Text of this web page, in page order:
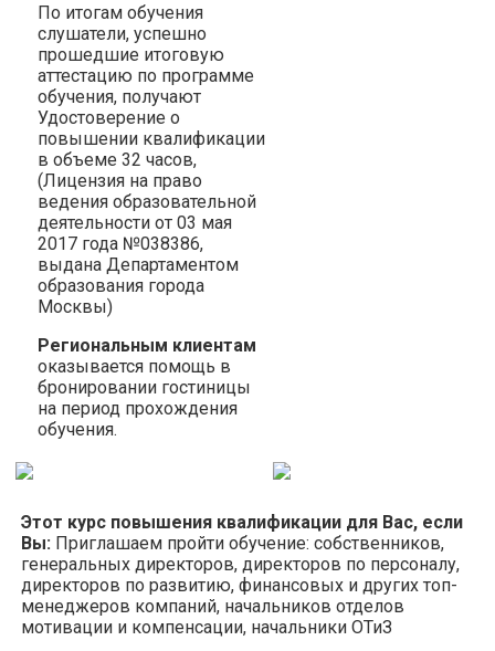
По итогам обучения
слушатели, успешно
прошедшие итоговую
аттестацию по программе
обучения, получают
Удостоверение о
повышении квалификации
в объеме 32 часов,
(Лицензия на право
ведения образовательной
деятельности от 03 мая
2017 года №038386,
выдана Департаментом
образования города
Москвы)
Региональным клиентам
оказывается помощь в
бронировании гостиницы
на период прохождения
обучения.
Этот курс повышения квалификации для Вас, если
Вы: Приглашаем пройти обучение: cобственников,
генеральных директоров, директоров по персоналу,
директоров по развитию, финансовых и других топ-
менеджеров компаний, начальников отделов
мотивации и компенсации, начальники ОТиЗ